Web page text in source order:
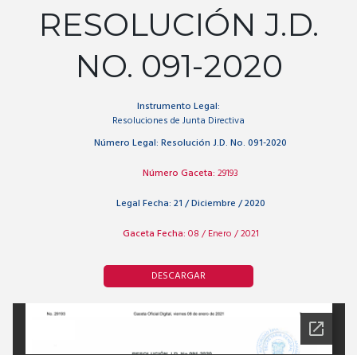
RESOLUCIÓN J.D.
NO. 091-2020
Instrumento Legal:
Resoluciones de Junta Directiva
Número Legal: Resolución J.D. No. 091-2020
Número Gaceta: 29193
Legal Fecha: 21 / Diciembre / 2020
Gaceta Fecha: 08 / Enero / 2021
DESCARGAR